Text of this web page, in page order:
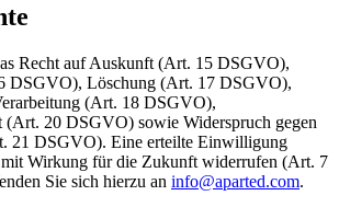
Recht auf Auskunft (Art. 15 DSGVO),
DSGVO), Löschung (Art. 17 DSGVO),
(Art. 18 DSGVO),
(Art. 20 DSGVO) sowie Widerspruch gegen
21 DSGVO). Eine erteilte Einwilligung
mit Wirkung für die Zukunft widerrufen (Art. 7
Sie sich hierzu an info@aparted.com.